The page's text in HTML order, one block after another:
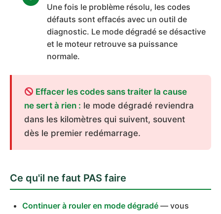
Une fois le problème résolu, les codes
défauts sont effacés avec un outil de
diagnostic. Le mode dégradé se désactive
et le moteur retrouve sa puissance
normale.
Effacer les codes sans traiter la cause
ne sert à rien : le mode dégradé reviendra
dans les kilomètres qui suivent, souvent
dès le premier redémarrage.
Ce qu'il ne faut PAS faire
Continuer à rouler en mode dégradé — vous